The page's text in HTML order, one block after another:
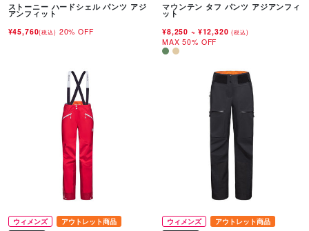
ストーニー ハードシェル パンツ アジ
アンフィット
¥45,760(税込) 20% OFF
マウンテン タフ パンツ アジアンフィ
ット
¥8,250 ~ ¥12,320(税込)
MAX 50% OFF
ウィメンズ アウトレット商品 ウィメンズ アウトレット商品